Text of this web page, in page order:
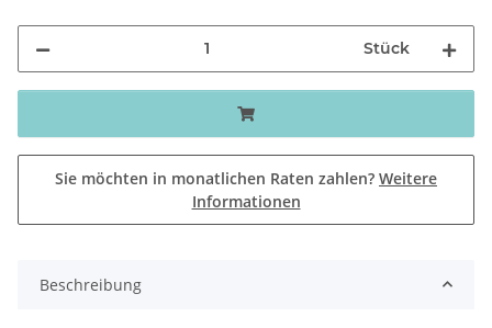
Stück
Sie möchten in monatlichen Raten zahlen? Weitere
Informationen
Beschreibung